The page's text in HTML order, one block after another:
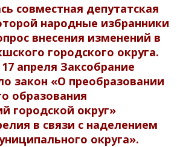
совместная депутатская
народные избранники
внесения изменений в
городского округа.
17 апреля Заксобрание
закон «О преобразовании
образования
городской округ»
в связи с наделением
округа».